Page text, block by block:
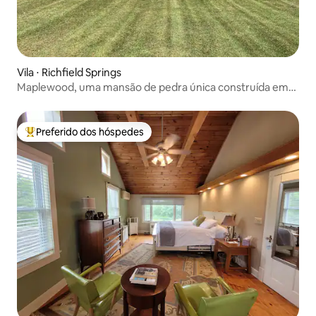
Vila ⋅ Richfield Springs
Maplewood, uma mansão de pedra única construída em
Entre os melhores preferidos dos hóspedes
Preferido dos hóspedes